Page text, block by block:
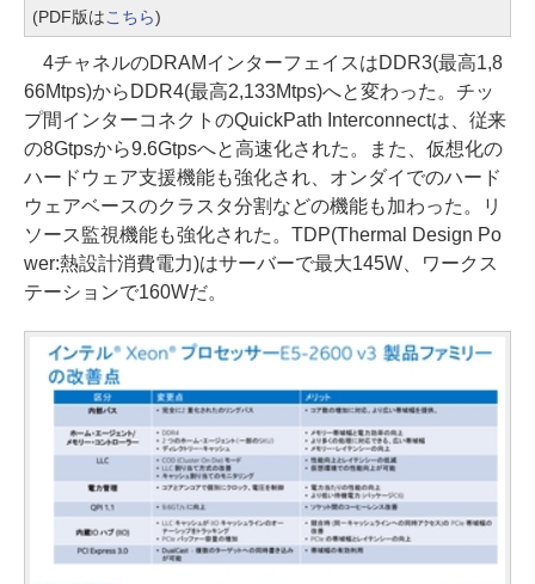
(PDF版はこちら)
4チャネルのDRAMインターフェイスはDDR3(最高1,8
66Mtps)からDDR4(最高2,133Mtps)へと変わった。チッ
プ間インターコネクトのQuickPath Interconnectは、従来
の8Gtpsから9.6Gtpsへと高速化された。また、仮想化の
ハードウェア支援機能も強化され、オンダイでのハード
ウェアベースのクラスタ分割などの機能も加わった。リ
ソース監視機能も強化された。TDP(Thermal Design Po
wer:熱設計消費電力)はサーバーで最大145W、ワークス
テーションで160Wだ。